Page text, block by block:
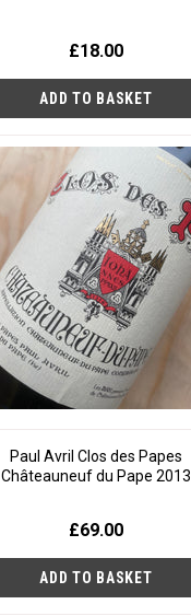
£18.00
Paul Avril Clos des Papes
Châteauneuf du Pape 2013
£69.00